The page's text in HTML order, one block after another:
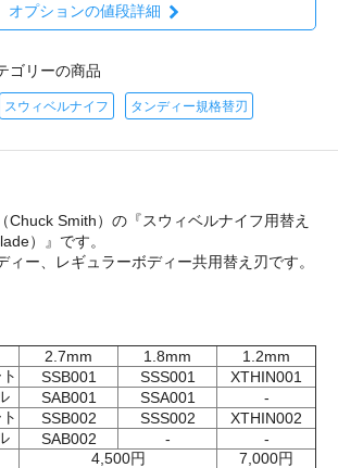
オプションの値段詳細
ゴリーの商品
スウィベルナイフ タンディー規格替刃
Chuck Smith）の『スウィベルナイフ用替え
）』です。
ィー、レギュラーボディー共用替え刃です。
2.7mm 1.8mm
1.2mm
SSB001 SSS001
XTHIN001
SAB001 SSA001
-
SSB002 SSS002
XTHIN002
SAB002 -
-
4,500円 7,000円